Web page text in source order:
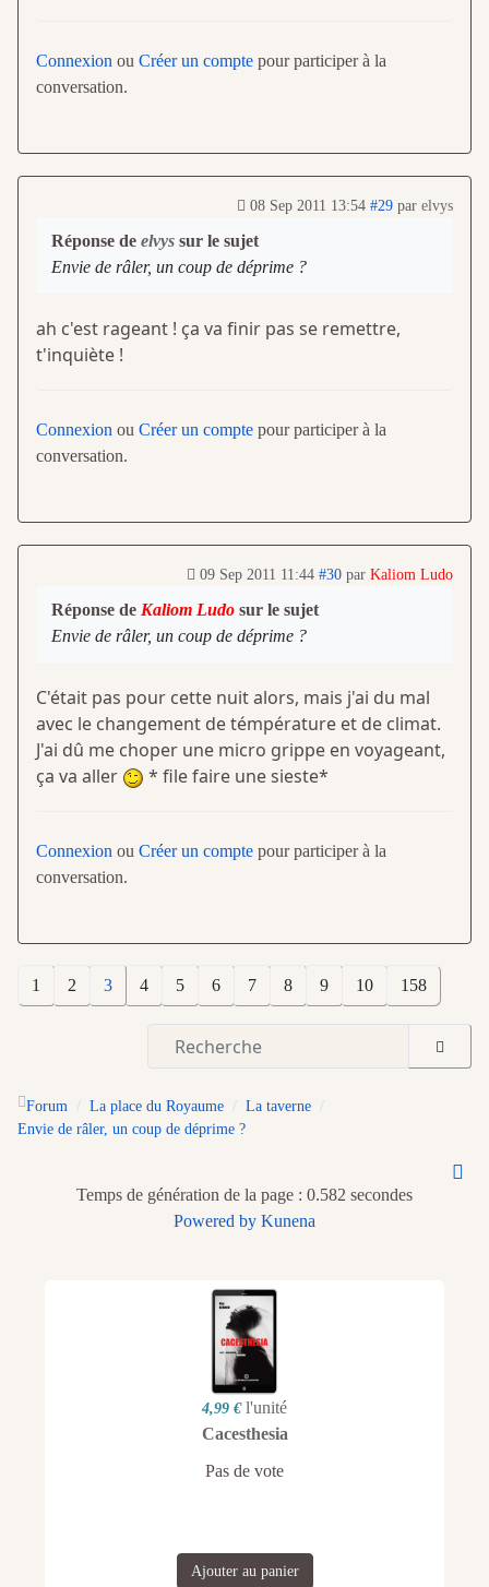
Connexion ou Créer un compte pour participer à la
conversation.
08 Sep 2011 13:54 #29 par elvys
Réponse de elvys sur le sujet
Envie de râler, un coup de déprime ?
ah c'est rageant ! ça va finir pas se remettre,
t'inquiète !
Connexion ou Créer un compte pour participer à la
conversation.
09 Sep 2011 11:44 #30 par Kaliom Ludo
Réponse de Kaliom Ludo sur le sujet
Envie de râler, un coup de déprime ?
C'était pas pour cette nuit alors, mais j'ai du mal
avec le changement de témpérature et de climat.
J'ai dû me choper une micro grippe en voyageant,
ça va aller
* file faire une sieste*
Connexion ou Créer un compte pour participer à la
conversation.
1 2 3 4 5 6 7 8 9 10 158
Forum La place du Royaume
La taverne
Envie de râler, un coup de déprime ?
Temps de génération de la page : 0.582 secondes
Powered by Kunena
4,99 € l'unité
Cacesthesia
Pas de vote
Ajouter au panier